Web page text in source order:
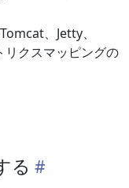
、Jetty、
クスマッピングの
る